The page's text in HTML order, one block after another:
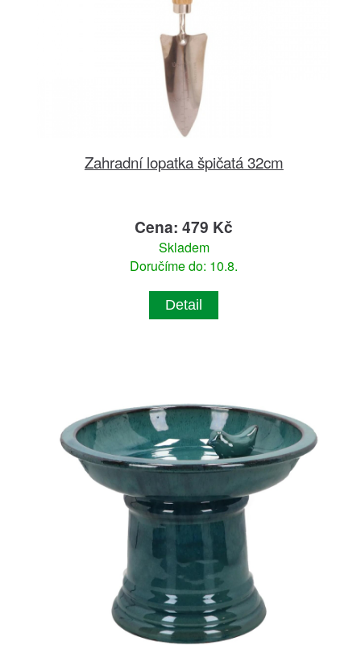
Zahradní lopatka špičatá 32cm
Cena: 479 Kč
Skladem
Doručíme do: 10.8.
Detail